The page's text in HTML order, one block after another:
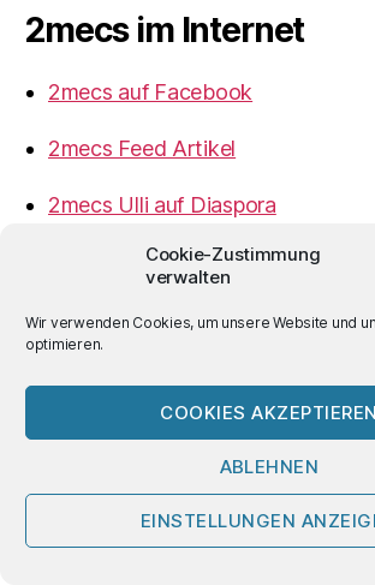
Cookie-Zustimmung
verwalten
Wir verwenden Cookies, um unsere Website und
optimieren.
COOKIES AKZEPTIEREN
ABLEHNEN
EINSTELLUNGEN
2mecs im Internet
2mecs auf Facebook
2mecs Feed Artikel
2mecs Ulli auf Diaspora
2mecs Ulli auf Mastodon
Impressum
Ulrich Würdemannist
Commons Namensnennung 4.0